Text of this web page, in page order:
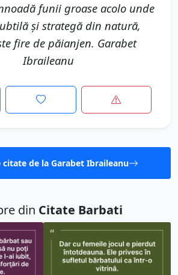
funii groase acolo unde
şi strategă din natură,
fire de păianjen. Garabet
Ibraileanu
de la Garabet Ibraileanu
din Citate Barbati